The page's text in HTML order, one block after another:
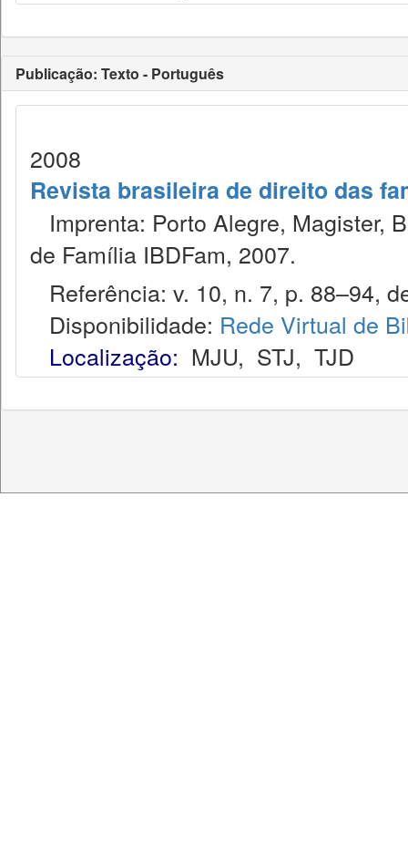
Publicação: Texto - Português
2008
Revista brasileira de direito das
Imprenta: Porto Alegre, Magister,
de Família IBDFam, 2007.
Referência: v. 10, n. 7, p. 88–94,
Disponibilidade: Rede Virtual de
Localização: MJU, STJ, TJD